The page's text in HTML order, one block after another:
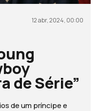
12 abr, 2024, 00:00
de Série”
de um príncipe e